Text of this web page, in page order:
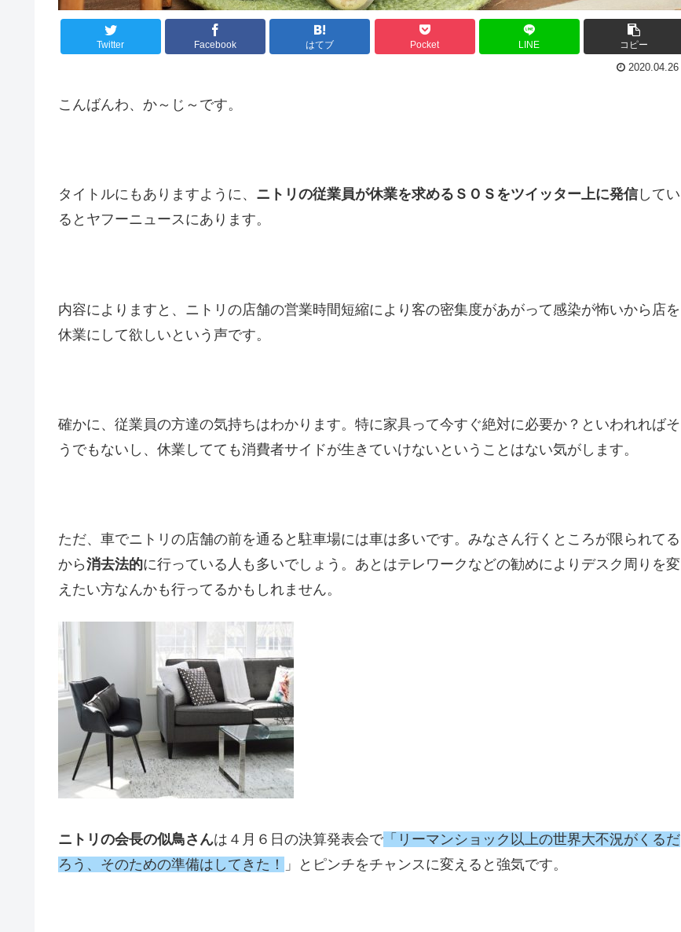
Twitter Facebook はてブ Pocket LINE コピー
2020.04.26
こんばんわ、か～じ～です。
タイトルにもありますように、 ニトリの従業員が休業を求めるＳＯＳをツイッター上に発信してい
るとヤフーニュースにあります。
内容によりますと、ニトリの店舗の営業時間短縮により客の密集度があがって感染が怖いから店を
休業にして欲しいという声です。
確かに、従業員の方達の気持ちはわかります。特に家具って今すぐ絶対に必要か？といわれればそ
うでもないし、休業してても消費者サイドが生きていけないということはない気がします。
ただ、車でニトリの店舗の前を通ると駐車場には車は多いです。みなさん行くところが限られてる
から消去法的に行っている人も多いでしょう。あとはテレワークなどの勧めによりデスク周りを変
えたい方なんかも行ってるかもしれません。
ニトリの会長の似鳥さんは４月６日の決算発表会で 「リーマンショック以上の世界大不況がくるだ
ろう、そのための準備はしてきた！
」とピンチをチャンスに変えると強気です。